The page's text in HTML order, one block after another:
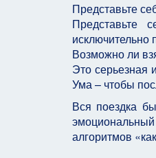
Представьте
Представьте
Возможно ли
Это серьезная
Ума – чтобы
Вся поездка
алгоритмов